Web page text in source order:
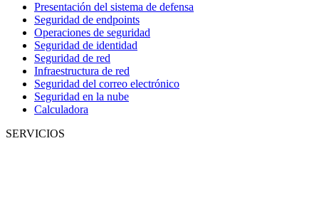
Presentación del sistema de defensa
Seguridad de endpoints
Operaciones de seguridad
Seguridad de identidad
Seguridad de red
Infraestructura de red
Seguridad del correo electrónico
Seguridad en la nube
Calculadora
SERVICIOS